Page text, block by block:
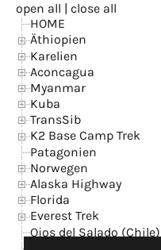
open all
close all
HOME
Äthiopien
Karelien
Aconcagua
Myanmar
Kuba
TransSib
K2 Base Camp Trek
Patagonien
Norwegen
Alaska Highway
Florida
Everest Trek
Ojos del Salado (Chile)